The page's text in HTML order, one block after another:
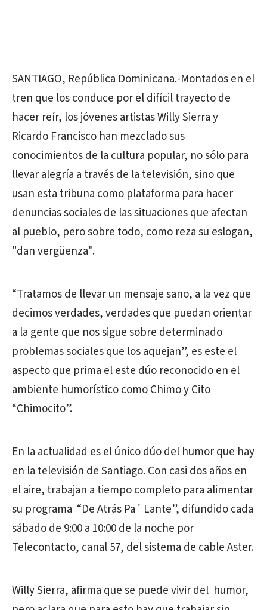
SANTIAGO, República Dominicana.-Montados en el
tren que los conduce por el difícil trayecto de
hacer reír, los jóvenes artistas Willy Sierra y
Ricardo Francisco han mezclado sus
conocimientos de la cultura popular, no sólo para
llevar alegría a través de la televisión, sino que
usan esta tribuna como plataforma para hacer
denuncias sociales de las situaciones que afectan
al pueblo, pero sobre todo, como reza su eslogan,
"dan vergüenza".
“Tratamos de llevar un mensaje sano, a la vez que
decimos verdades, verdades que puedan orientar
a la gente que nos sigue sobre determinado
problemas sociales que los aquejan”, es este el
aspecto que prima el este dúo reconocido en el
ambiente humorístico como Chimo y Cito
“Chimocito”.
En la actualidad es el único dúo del humor que hay
en la televisión de Santiago. Con casi dos años en
el aire, trabajan a tiempo completo para alimentar
su programa “De Atrás Pa´ Lante”, difundido cada
sábado de 9:00 a 10:00 de la noche por
Telecontacto, canal 57, del sistema de cable Aster.
Willy Sierra, afirma que se puede vivir del humor,